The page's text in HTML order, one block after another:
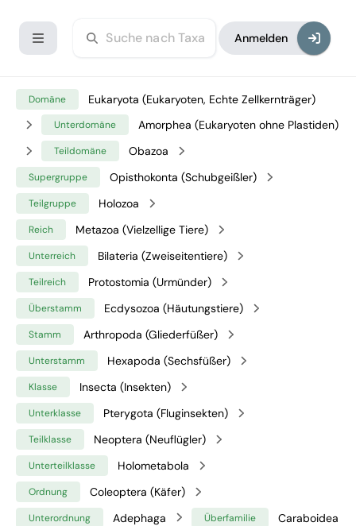
Anmelden
Domäne Eukaryota (Eukaryoten, Echte Zellkernträger)
Unterdomäne Amorphea (Eukaryoten ohne Plastiden)
Teildomäne Obazoa
Supergruppe Opisthokonta (Schubgeißler)
Teilgruppe Holozoa
Reich Metazoa (Vielzellige Tiere)
Unterreich Bilateria (Zweiseitentiere)
Teilreich Protostomia (Urmünder)
Überstamm Ecdysozoa (Häutungstiere)
Stamm Arthropoda (Gliederfüßer)
Unterstamm Hexapoda (Sechsfüßer)
Klasse Insecta (Insekten)
Unterklasse Pterygota (Fluginsekten)
Teilklasse Neoptera (Neuflügler)
Unterteilklasse Holometabola
Ordnung Coleoptera (Käfer)
Unterordnung Adephaga Überfamilie Caraboidea